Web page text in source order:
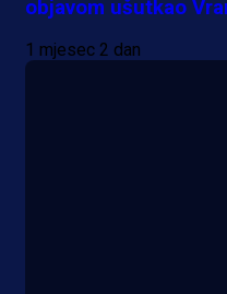
objavom ušutkao
1 mjesec 2 dan